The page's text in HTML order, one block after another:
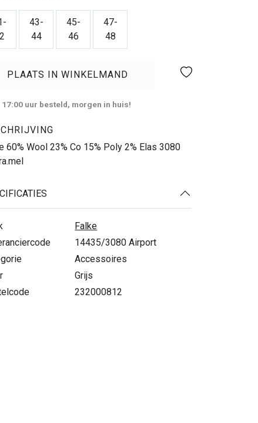
43-
44
45-
46
47-
48
PLAATS IN WINKELMAND
17:00 uur besteld, morgen in huis!
60% Wool 23% Co 15% Poly 2% Elas 3080
Falke
14435/3080 Airport
Accessoires
Grijs
232000812